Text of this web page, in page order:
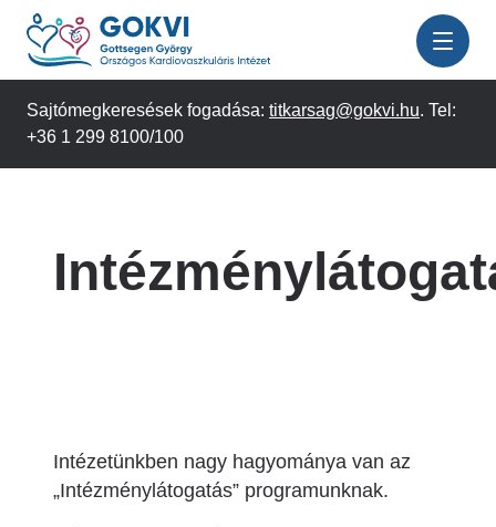
Ugrás
tartalomra
Sajtómegkeresések fogadása: titkarsag@gokvi.hu. Tel:
+36 1 299 8100/100
Intézetünkben nagy hagyománya van az
„Intézménylátogatás” programunknak.